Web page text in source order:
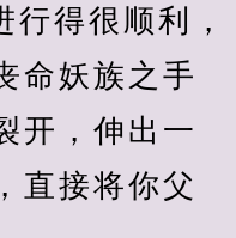
得很顺利，
命妖族之手
开，伸出一
直接将你父